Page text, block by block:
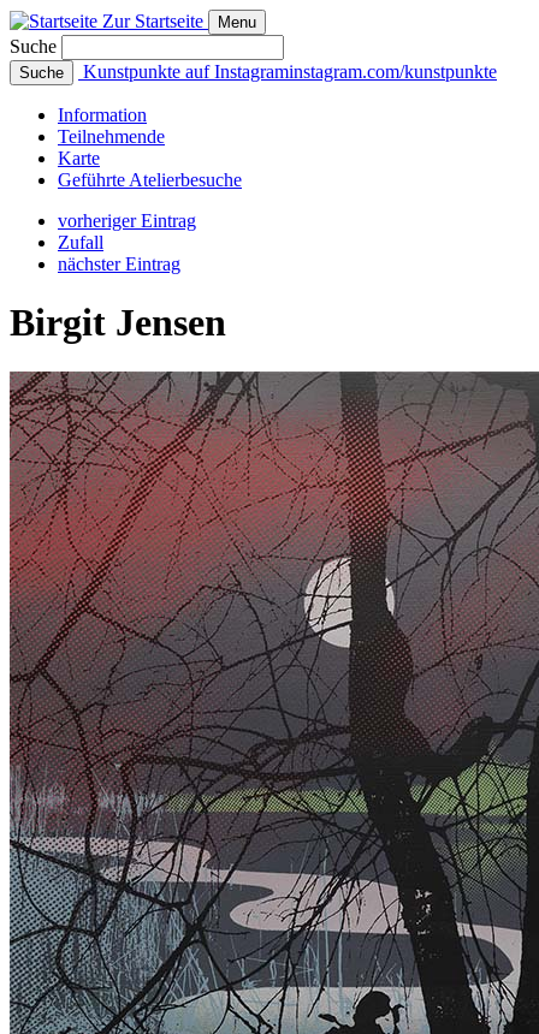
Zur Startseite Menu
Suche
Suche Kunstpunkte auf Instagraminstagram.com/kunstpunkte
Information
Teilnehmende
Karte
Geführte Atelierbesuche
vorheriger Eintrag
Zufall
nächster Eintrag
Birgit Jensen